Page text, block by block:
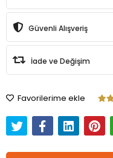
Güvenli Alışveriş
İade ve Değişim
Favorilerime ekle